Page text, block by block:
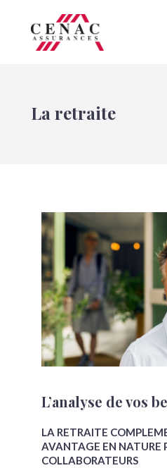
La retraite
Demander un devis
Nous contacter
L’analyse de vos
LA RETRAITE
AVANTAGE EN NATURE
COLLABORATEURS